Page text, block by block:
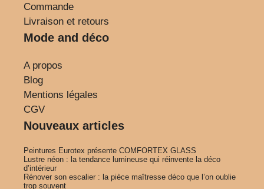
Commande
Livraison et retours
Mode and déco
A propos
Blog
Mentions légales
CGV
Nouveaux articles
Peintures Eurotex présente COMFORTEX GLASS
Lustre néon : la tendance lumineuse qui réinvente la déco
d’intérieur
Rénover son escalier : la pièce maîtresse déco que l’on oublie
trop souvent